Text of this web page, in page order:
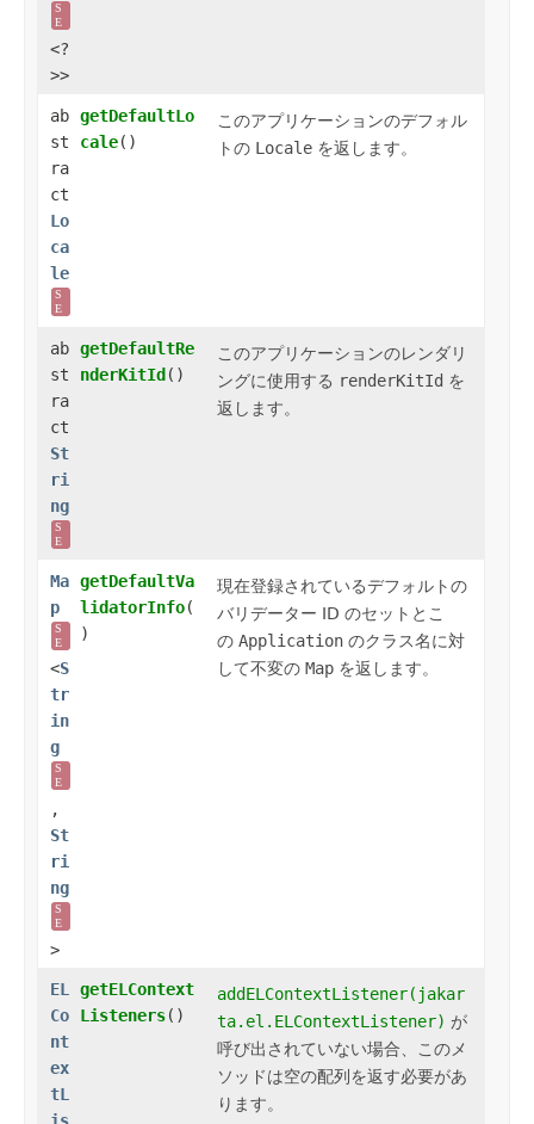
S
E
<?
>>
ab
st
ra
ct
Lo
ca
le
S
E
getDefaultLo
cale()
このアプリケーションのデフォル
トの Locale を返します。
ab
st
ra
ct
St
ri
ng
S
E
getDefaultRe
nderKitId()
このアプリケーションのレンダリ
ングに使用する renderKitId を
返します。
Ma
p
S
E
<S
tr
in
g
S
E
,​
St
ri
ng
S
E
>
getDefaultVa
lidatorInfo(
)
現在登録されているデフォルトの
バリデーター ID のセットとこ
の Application のクラス名に対
して不変の Map を返します。
EL
Co
nt
ex
tL
is
getELContext
Listeners()
addELContextListener(jakar
ta.el.ELContextListener) が
呼び出されていない場合、このメ
ソッドは空の配列を返す必要があ
ります。